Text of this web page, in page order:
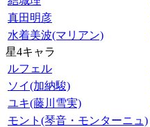
真田明彦
水着美波(マリアン)
星4キャラ
ルフェル
ソイ(加納駿)
ユキ(藤川雪実)
モント(琴音・モンターニュ)